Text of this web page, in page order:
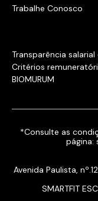
Trabalhe Conosco
Transparência salarial
Critérios
BIOMURUM
*Consulte as
página:
Avenida Paulista,
SMARTFIT